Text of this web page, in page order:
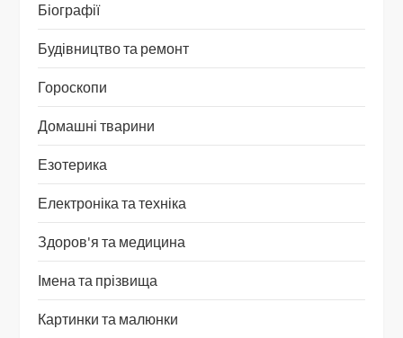
Біографії
Будівництво та ремонт
Гороскопи
Домашні тварини
Езотерика
Електроніка та техніка
Здоров'я та медицина
Імена та прізвища
Картинки та малюнки